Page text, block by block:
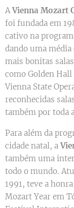
AVienna Mozart
foi fundada em
cativo na
dando uma
mais bonitas
como Golden
Vienna State
reconhecidas
também por toda
Para além da
cidade natal, a
também uma
todo o mundo.
1991, teve a
Mozart Year em